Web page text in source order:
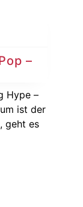
–
Hype –
ist der
geht es